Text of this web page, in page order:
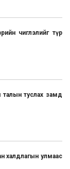
чиглэлийг түр
талын туслах замд
халдлагын улмаас